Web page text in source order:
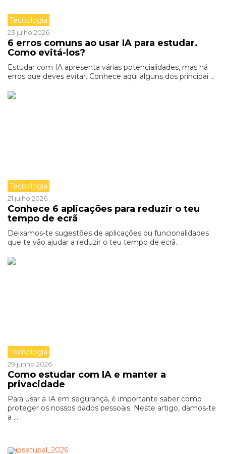
Tecnologia
23 julho 2026
6 erros comuns ao usar IA para estudar.
Como evitá-los?
Estudar com IA apresenta várias potencialidades, mas há
erros que deves evitar. Conhece aqui alguns dos principai ...
Tecnologia
21 julho 2026
Conhece 6 aplicações para reduzir o teu
tempo de ecrã
Deixamos-te sugestões de aplicações ou funcionalidades
que te vão ajudar a reduzir o teu tempo de ecrã.
Tecnologia
29 junho 2026
Como estudar com IA e manter a
privacidade
Para usar a IA em segurança, é importante saber como
proteger os nossos dados pessoais. Neste artigo, damos-te
a ...